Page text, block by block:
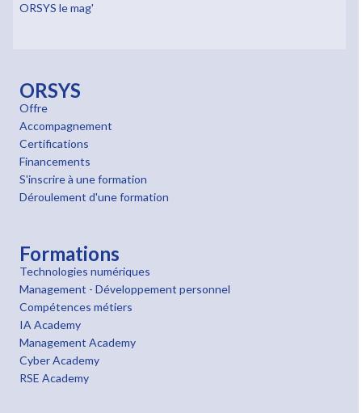
ORSYS le mag'
ORSYS
Offre
Accompagnement
Certifications
Financements
S'inscrire à une formation
Déroulement d'une formation
Formations
Technologies numériques
Management - Développement personnel
Compétences métiers
IA Academy
Management Academy
Cyber Academy
RSE Academy